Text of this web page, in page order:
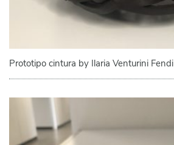
Prototipo cintura by Ilaria Venturini Fendi